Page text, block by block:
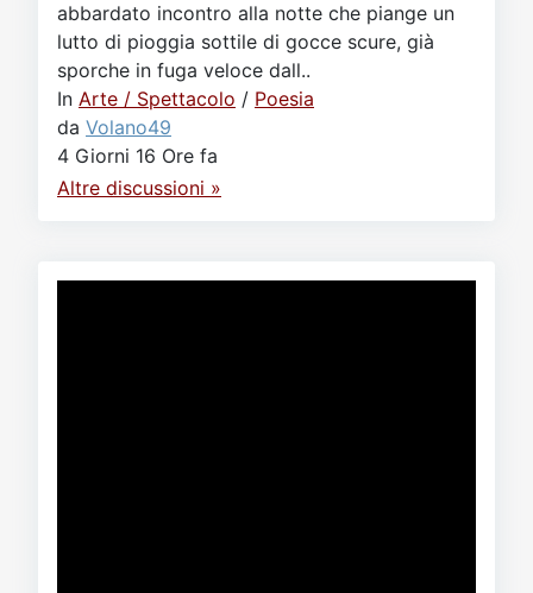
abbardato incontro alla notte che piange un
lutto di pioggia sottile di gocce scure, già
sporche in fuga veloce dall..
In Arte / Spettacolo / Poesia
da Volano49
4 Giorni 16 Ore fa
Altre discussioni »